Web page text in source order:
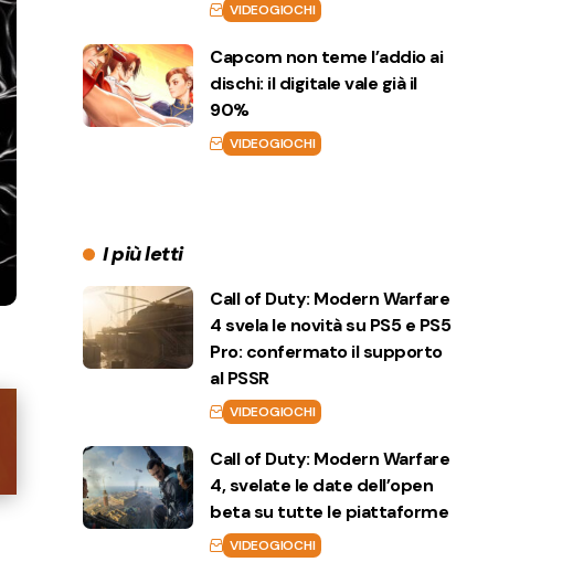
VIDEOGIOCHI
Capcom non teme l’addio ai
dischi: il digitale vale già il
90%
VIDEOGIOCHI
I più letti
Call of Duty: Modern Warfare
4 svela le novità su PS5 e PS5
Pro: confermato il supporto
al PSSR
VIDEOGIOCHI
Call of Duty: Modern Warfare
4, svelate le date dell’open
beta su tutte le piattaforme
VIDEOGIOCHI